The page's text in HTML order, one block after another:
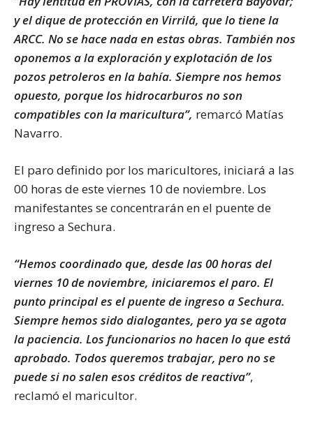
y el dique de protección en Virrilá, que lo tiene la
ARCC. No se hace nada en estas obras. También nos
oponemos a la exploración y explotación de los
pozos petroleros en la bahía. Siempre nos hemos
opuesto, porque los hidrocarburos no son
compatibles con la maricultura”, remarcó Matías
Navarro.
El paro definido por los maricultores, iniciará a las
00 horas de este viernes 10 de noviembre. Los
manifestantes se concentrarán en el puente de
ingreso a Sechura.
“Hemos coordinado que, desde las 00 horas del
viernes 10 de noviembre, iniciaremos el paro. El
punto principal es el puente de ingreso a Sechura.
Siempre hemos sido dialogantes, pero ya se agota
la paciencia. Los funcionarios no hacen lo que está
aprobado. Todos queremos trabajar, pero no se
puede si no salen esos créditos de reactiva”,
reclamó el maricultor.